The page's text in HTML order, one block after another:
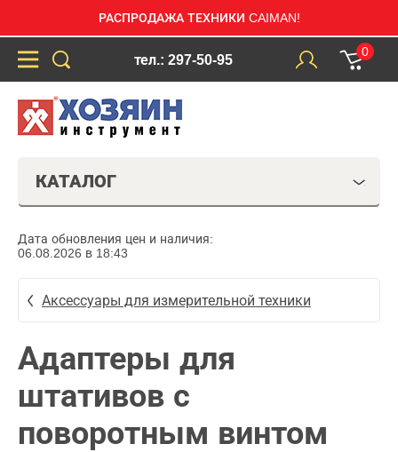
РАСПРОДАЖА ТЕХНИКИ CAIMAN!
тел.: 297-50-95
0
КАТАЛОГ
Дата обновления цен и наличия:
06.08.2026 в 18:43
Аксессуары для измерительной техники
Адаптеры для
штативов с
поворотным винтом